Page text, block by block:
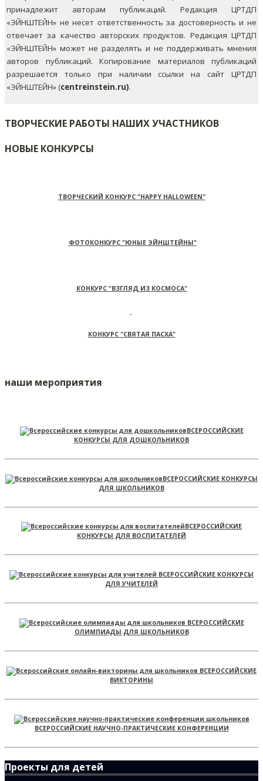
принадлежит авторам публикаций. Редакция ЦРТДП
«ЭЙНШТЕЙН» не несет ответственность за достоверность и не
отвечает за качество авторских продуктов. Редакция ЦРТДП
«ЭЙНШТЕЙН» может не разделять и не поддерживать мнения
авторов публикаций. Копирование материалов публикаций
разрешается только при наличии ссылки на сайт ЦРТДП
«ЭЙНШТЕЙН» (centreinstein.ru).
ТВОРЧЕСКИЕ РАБОТЫ НАШИХ УЧАСТНИКОВ
НОВЫЕ КОНКУРСЫ
ТВОРЧЕСКИЙ КОНКУРС "HAPPY HALLOWEEN"
ФОТОКОНКУРС "ЮНЫЕ ЭЙНШТЕЙНЫ"
КОНКУРС "ВЗГЛЯД ИЗ КОСМОСА"
КОНКУРС "СВЯТАЯ ПАСХА"
наши мероприятия
ВСЕРОССИЙСКИЕ
КОНКУРСЫ ДЛЯ ДОШКОЛЬНИКОВ
ВСЕРОССИЙСКИЕ КОНКУРСЫ
ДЛЯ ШКОЛЬНИКОВ
ВСЕРОССИЙСКИЕ
КОНКУРСЫ ДЛЯ ВОСПИТАТЕЛЕЙ
ВСЕРОССИЙСКИЕ КОНКУРСЫ
ДЛЯ УЧИТЕЛЕЙ
ВСЕРОССИЙСКИЕ
ОЛИМПИАДЫ ДЛЯ ШКОЛЬНИКОВ
ВСЕРОССИЙСКИЕ
ВИКТОРИНЫ
ВСЕРОССИЙСКИЕ НАУЧНО-ПРАКТИЧЕСКИЕ КОНФЕРЕНЦИИ
Проекты для детей